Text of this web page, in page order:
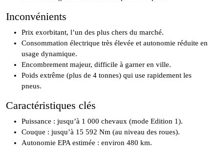
Inconvénients
Prix exorbitant, l’un des plus chers du marché.
Consommation électrique très élevée et autonomie réduite en
usage dynamique.
Encombrement majeur, difficile à garner en ville.
Poids extrême (plus de 4 tonnes) qui use rapidement les
pneus.
Caractéristiques clés
Puissance : jusqu’à 1 000 chevaux (mode Edition 1).
Couque : jusqu’à 15 592 Nm (au niveau des roues).
Autonomie EPA estimée : environ 480 km.